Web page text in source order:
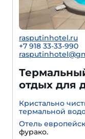
rasputinhotel.ru
+7 918 33-33-990
отдых для
Кристально
термальной
Отель
фурако.